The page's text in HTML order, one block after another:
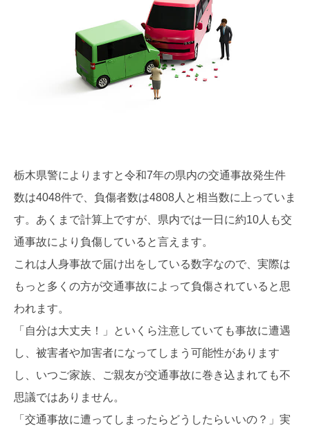
栃木県警によりますと令和7年の県内の交通事故発生件
数は4048件で、負傷者数は4808人と相当数に上っていま
す。あくまで計算上ですが、県内では一日に約10人も交
通事故により負傷していると言えます。
これは人身事故で届け出をしている数字なので、実際は
もっと多くの方が交通事故によって負傷されていると思
われます。
「自分は大丈夫！」といくら注意していても事故に遭遇
し、被害者や加害者になってしまう可能性があります
し、いつご家族、ご親友が交通事故に巻き込まれても不
思議ではありません。
「交通事故に遭ってしまったらどうしたらいいの？」実